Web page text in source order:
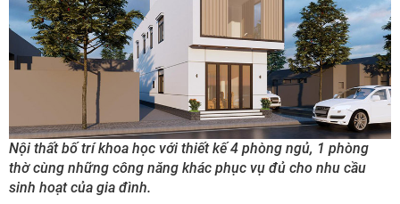
Nội thất bố trí khoa học với thiết kế 4 phòng ngủ, 1 phòng
thờ cùng những công năng khác phục vụ đủ cho nhu cầu
sinh hoạt của gia đình.